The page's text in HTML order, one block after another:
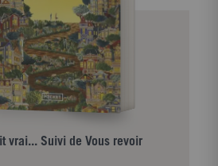
vrai... Suivi de Vous revoir